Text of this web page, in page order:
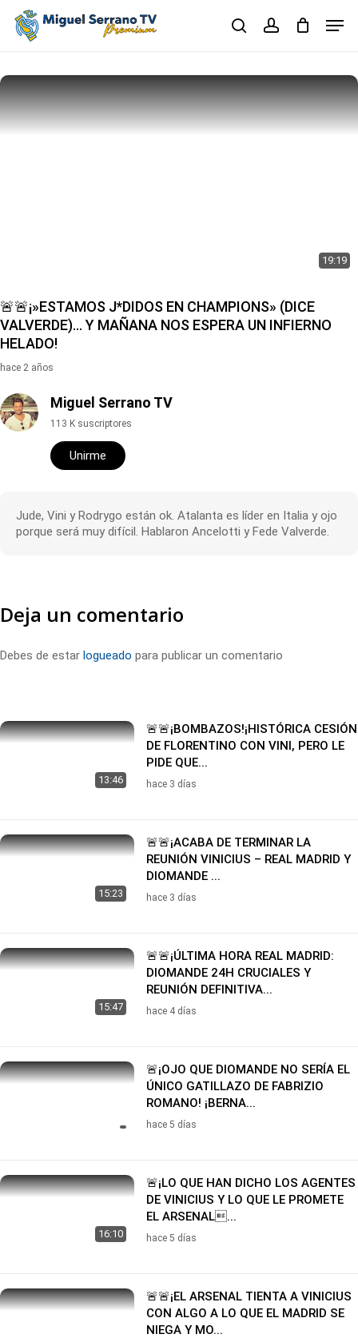
main
searchaccount
19:19
🚨🚨¡»ESTAMOS J*DIDOS EN CHAMPIONS» (DICE
VALVERDE)… Y MAÑANA NOS ESPERA UN INFIERNO
HELADO!
hace 2 años
Miguel Serrano TV
113 K suscriptores
Unirme
Jude, Vini y Rodrygo están ok. Atalanta es líder en Italia y ojo
porque será muy difícil. Hablaron Ancelotti y Fede Valverde.
Deja un comentario
Debes de estar logueado para publicar un comentario
13:46
🚨🚨¡BOMBAZOS!¡HISTÓRICA CESIÓN
DE FLORENTINO CON VINI, PERO LE
PIDE QUE...
hace 3 días
15:23
🚨🚨¡ACABA DE TERMINAR LA
REUNIÓN VINICIUS – REAL MADRID Y
DIOMANDE ...
hace 3 días
15:47
🚨🚨¡ÚLTIMA HORA REAL MADRID:
DIOMANDE 24H CRUCIALES Y
REUNIÓN DEFINITIVA...
hace 4 días
🚨¡OJO QUE DIOMANDE NO SERÍA EL
ÚNICO GATILLAZO DE FABRIZIO
ROMANO! ¡BERNA...
hace 5 días
16:10
🚨¡LO QUE HAN DICHO LOS AGENTES
DE VINICIUS Y LO QUE LE PROMETE
EL ARSENAL...
hace 5 días
🚨🚨¡EL ARSENAL TIENTA A VINICIUS
CON ALGO A LO QUE EL MADRID SE
NIEGA Y MO...